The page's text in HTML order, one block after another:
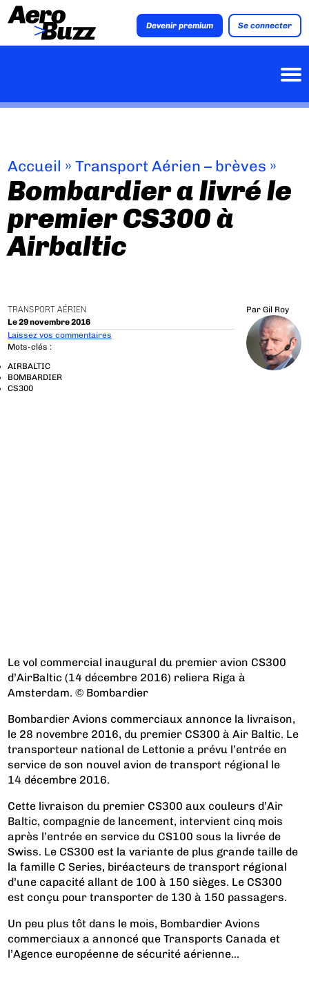
Devenir premium Se connecter
Accueil »Transport Aérien – brèves »
Bombardier a livré le
premier CS300 à
Airbaltic
TRANSPORT AÉRIEN
Le 29 novembre 2016
Par Gil Roy
Laissez vos commentaires
Mots-clés :
AIRBALTIC
BOMBARDIER
CS300
Le vol commercial inaugural du premier avion CS300
d’AirBaltic (14 décembre 2016) reliera Riga à
Amsterdam. © Bombardier
Bombardier Avions commerciaux annonce la livraison,
le 28 novembre 2016, du premier CS300 à Air Baltic. Le
transporteur national de Lettonie a prévu l’entrée en
service de son nouvel avion de transport régional le
14 décembre 2016.
Cette livraison du premier CS300 aux couleurs d’Air
Baltic, compagnie de lancement, intervient cinq mois
après l’entrée en service du CS100 sous la livrée de
Swiss. Le CS300 est la variante de plus grande taille de
la famille C Series, biréacteurs de transport régional
d’une capacité allant de 100 à 150 sièges. Le CS300
est conçu pour transporter de 130 à 150 passagers.
Un peu plus tôt dans le mois, Bombardier Avions
commerciaux a annoncé que Transports Canada et
l’Agence européenne de sécurité aérienne...